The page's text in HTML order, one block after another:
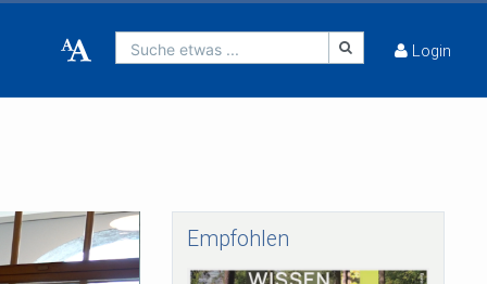
Suche etwas ... Login
Empfohlen